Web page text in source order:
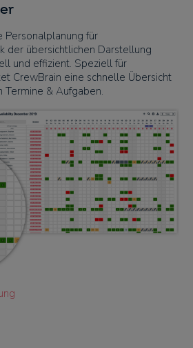
Personalplanung für
der übersichtlichen Darstellung
und effizient. Speziell für
CrewBrain eine schnelle Übersicht
& Aufgaben.